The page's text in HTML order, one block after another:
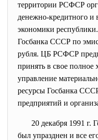
территории РСФСР
денежно-кредитного и
экономики
Госбанка СССР по
рубля. ЦБ РСФСР
принять в свое полное
управление
ресурсы Госбанка
предприятий и
20 декабря 1991 г.
был упразднен и все